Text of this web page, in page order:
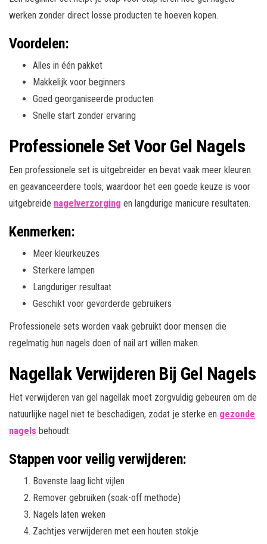
werken zonder direct losse producten te hoeven kopen.
Voordelen:
Alles in één pakket
Makkelijk voor beginners
Goed georganiseerde producten
Snelle start zonder ervaring
Professionele Set Voor Gel Nagels
Een professionele set is uitgebreider en bevat vaak meer kleuren
en geavanceerdere tools, waardoor het een goede keuze is voor
uitgebreide nagelverzorging en langdurige manicure resultaten.
Kenmerken:
Meer kleurkeuzes
Sterkere lampen
Langduriger resultaat
Geschikt voor gevorderde gebruikers
Professionele sets worden vaak gebruikt door mensen die
regelmatig hun nagels doen of nail art willen maken.
Nagellak Verwijderen Bij Gel Nagels
Het verwijderen van gel nagellak moet zorgvuldig gebeuren om de
natuurlijke nagel niet te beschadigen, zodat je sterke en gezonde
nagels behoudt.
Stappen voor veilig verwijderen:
Bovenste laag licht vijlen
Remover gebruiken (soak-off methode)
Nagels laten weken
Zachtjes verwijderen met een houten stokje